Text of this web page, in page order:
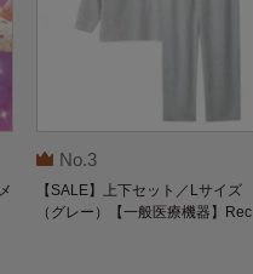
No.3
【SALE】上下セット／Lサイズ
（グレー）【一般医療機器】Rec